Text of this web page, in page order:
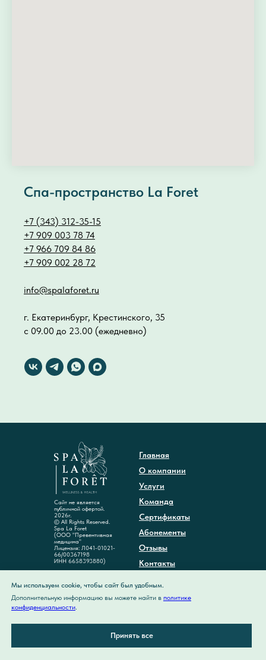
Спа-пространство La Foret
+7 (343) 312-35-15
+7 909 003 78 74
+7 966 709 84 86
+7 909 002 28 72
info@spalaforet.ru
г. Екатеринбург, Крестинского, 35
с 09.00 до 23.00 (ежедневно)
Мы используем cookie, чтобы сайт был удобным.
Дополнительную информацию вы можете найти в политике
конфиденциальности.
Принять все
Сайт не является
публичной офертой.
2026г.
© All Rights Reserved.
Spa La Foret
(ООО "Превентивная
медицина"
Лицензия: Л041-01021-
66/00367198
ИНН 6658393880)
Главная
О компании
Услуги
Команда
Сертификаты
Абонементы
Отзывы
Контакты
Политика
Карта сайта
Новости